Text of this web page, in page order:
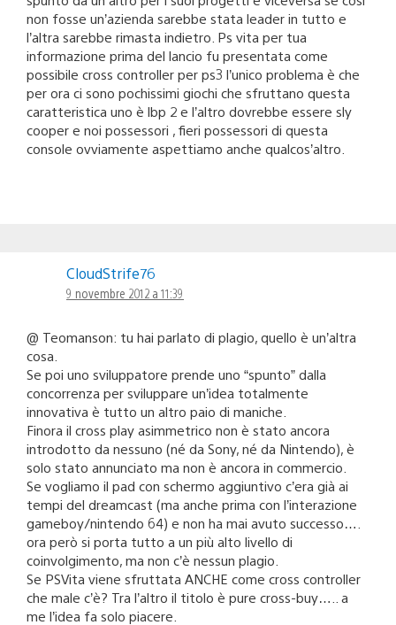
non fosse un’azienda sarebbe stata leader in tutto e
l’altra sarebbe rimasta indietro. Ps vita per tua
informazione prima del lancio fu presentata come
possibile cross controller per ps3 l’unico problema è che
per ora ci sono pochissimi giochi che sfruttano questa
caratteristica uno è lbp 2 e l’altro dovrebbe essere sly
cooper e noi possessori , fieri possessori di questa
console ovviamente aspettiamo anche qualcos’altro.
CloudStrife76
9 novembre 2012 a 11:39
@ Teomanson: tu hai parlato di plagio, quello è un’altra
cosa.
Se poi uno sviluppatore prende uno “spunto” dalla
concorrenza per sviluppare un’idea totalmente
innovativa è tutto un altro paio di maniche.
Finora il cross play asimmetrico non è stato ancora
introdotto da nessuno (né da Sony, né da Nintendo), è
solo stato annunciato ma non è ancora in commercio.
Se vogliamo il pad con schermo aggiuntivo c’era già ai
tempi del dreamcast (ma anche prima con l’interazione
gameboy/nintendo 64) e non ha mai avuto successo….
ora però si porta tutto a un più alto livello di
coinvolgimento, ma non c’è nessun plagio.
Se PSVita viene sfruttata ANCHE come cross controller
che male c’è? Tra l’altro il titolo è pure cross-buy….. a
me l’idea fa solo piacere.